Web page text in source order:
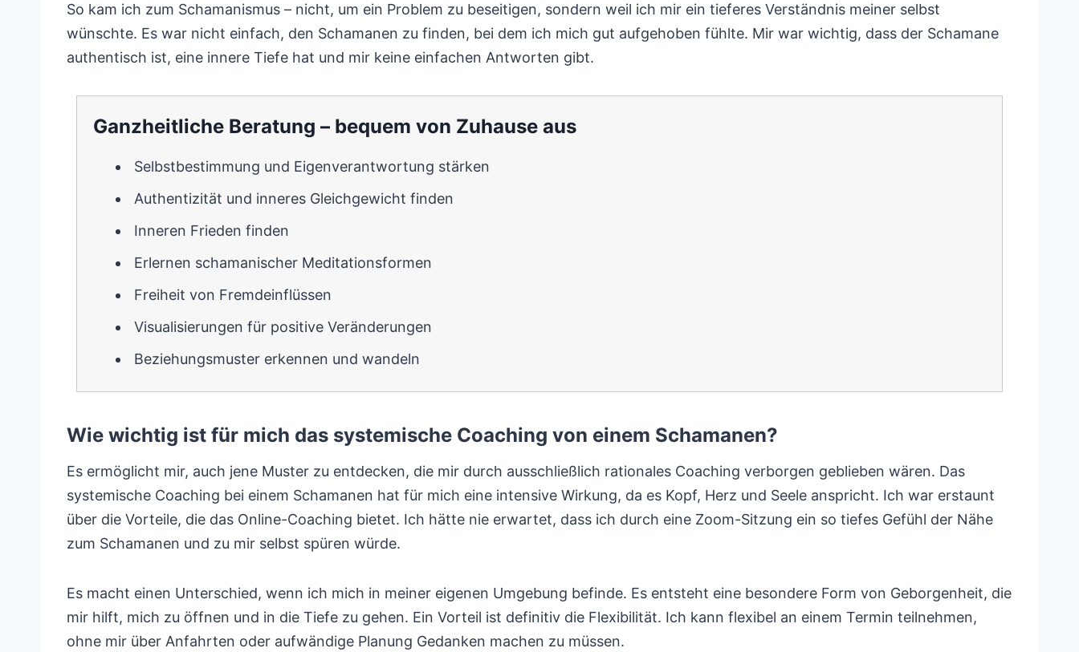
So kam ich zum Schamanismus – nicht, um ein Problem zu beseitigen, sondern weil ich mir ein tieferes Verständnis meiner selbst
wünschte. Es war nicht einfach, den Schamanen zu finden, bei dem ich mich gut aufgehoben fühlte. Mir war wichtig, dass der Schamane
authentisch ist, eine innere Tiefe hat und mir keine einfachen Antworten gibt.
Ganzheitliche Beratung – bequem von Zuhause aus
Selbstbestimmung und Eigenverantwortung stärken
Authentizität und inneres Gleichgewicht finden
Inneren Frieden finden
Erlernen schamanischer Meditationsformen
Freiheit von Fremdeinflüssen
Visualisierungen für positive Veränderungen
Beziehungsmuster erkennen und wandeln
Wie wichtig ist für mich das systemische Coaching von einem Schamanen?
Es ermöglicht mir, auch jene Muster zu entdecken, die mir durch ausschließlich rationales Coaching verborgen geblieben wären. Das
systemische Coaching bei einem Schamanen hat für mich eine intensive Wirkung, da es Kopf, Herz und Seele anspricht. Ich war erstaunt
über die Vorteile, die das Online-Coaching bietet. Ich hätte nie erwartet, dass ich durch eine Zoom-Sitzung ein so tiefes Gefühl der Nähe
zum Schamanen und zu mir selbst spüren würde.
Es macht einen Unterschied, wenn ich mich in meiner eigenen Umgebung befinde. Es entsteht eine besondere Form von Geborgenheit, die
mir hilft, mich zu öffnen und in die Tiefe zu gehen. Ein Vorteil ist definitiv die Flexibilität. Ich kann flexibel an einem Termin teilnehmen,
ohne mir über Anfahrten oder aufwändige Planung Gedanken machen zu müssen.